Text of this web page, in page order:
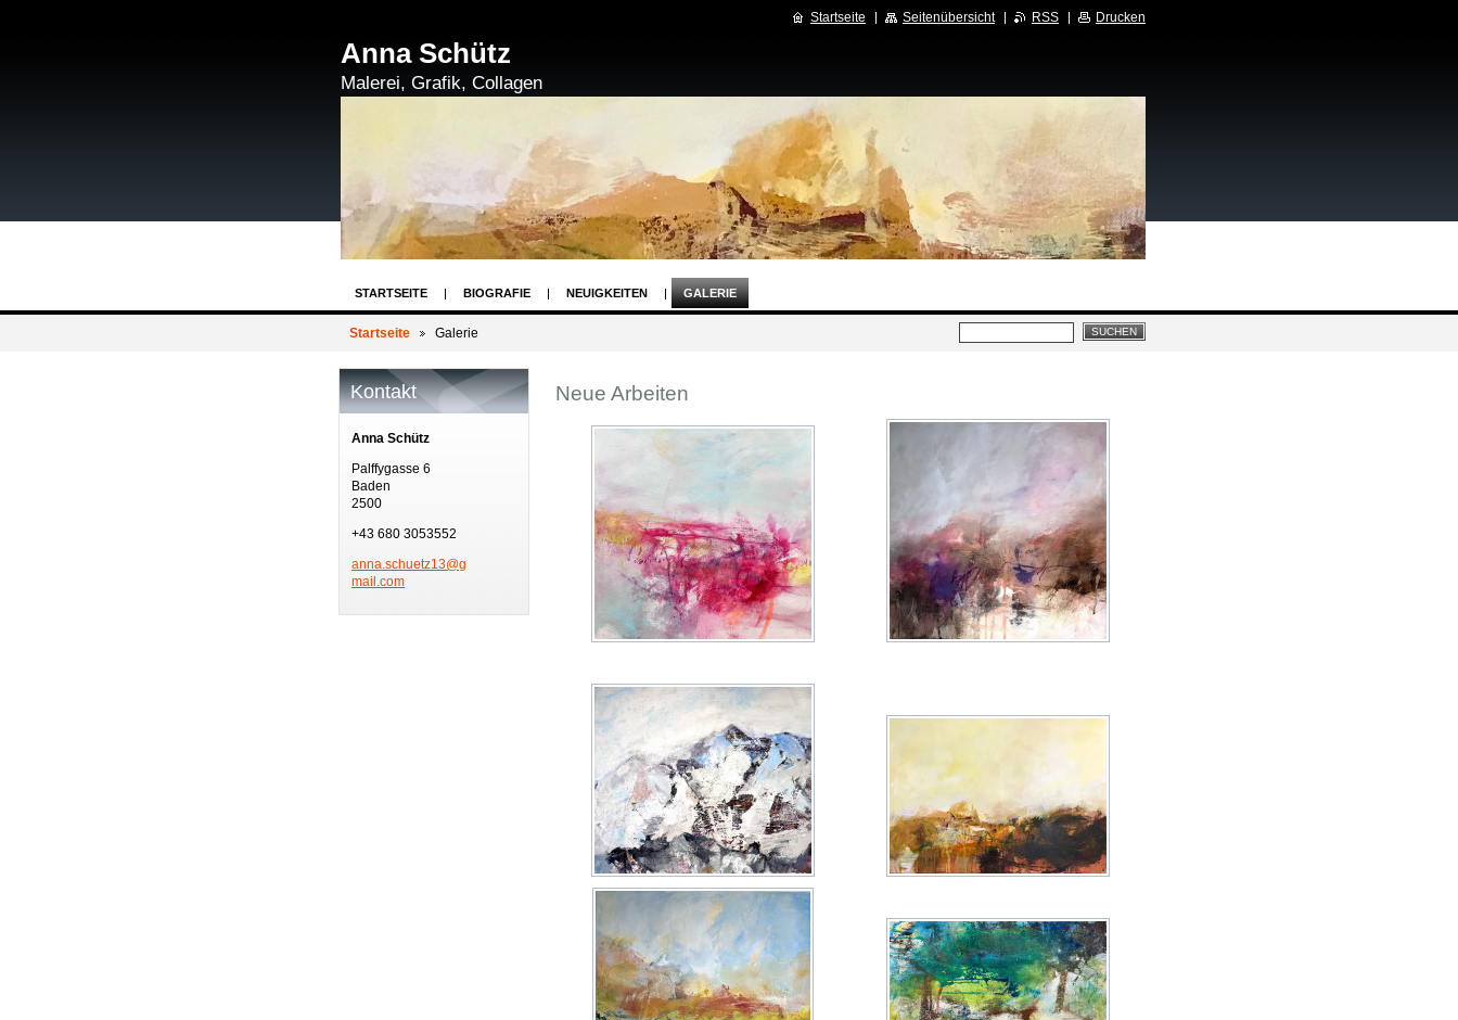
Anna Schütz
Malerei, Grafik, Collagen
STARTSEITE BIOGRAFIE NEUIGKEITEN GALERIE
Startseite Galerie
Neue Arbeiten
Kontakt
Anna Schütz
Palffygasse 6
Baden
2500
+43 680 3053552
anna.schuetz13@g
mail.com
Startseite Seitenübersicht RSS Drucken